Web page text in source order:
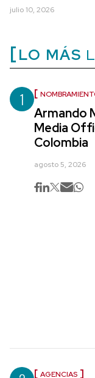
julio 10, 2026
LO MÁS
1
Armando
Media
Colombia
agosto 5, 2026
AGENCIAS